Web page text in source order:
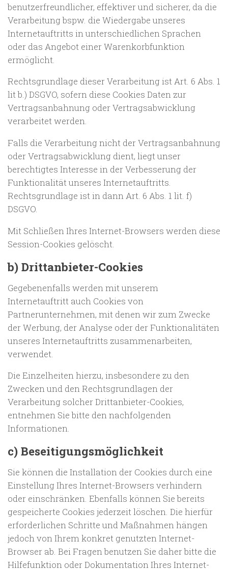
benutzerfreundlicher, effektiver und sicherer, da die
Verarbeitung bspw. die Wiedergabe unseres
Internetauftritts in unterschiedlichen Sprachen
oder das Angebot einer Warenkorbfunktion
ermöglicht.
Rechtsgrundlage dieser Verarbeitung ist Art. 6 Abs. 1
lit b.) DSGVO, sofern diese Cookies Daten zur
Vertragsanbahnung oder Vertragsabwicklung
verarbeitet werden.
Falls die Verarbeitung nicht der Vertragsanbahnung
oder Vertragsabwicklung dient, liegt unser
berechtigtes Interesse in der Verbesserung der
Funktionalität unseres Internetauftritts.
Rechtsgrundlage ist in dann Art. 6 Abs. 1 lit. f)
DSGVO.
Mit Schließen Ihres Internet-Browsers werden diese
Session-Cookies gelöscht.
b) Drittanbieter-Cookies
Gegebenenfalls werden mit unserem
Internetauftritt auch Cookies von
Partnerunternehmen, mit denen wir zum Zwecke
der Werbung, der Analyse oder der Funktionalitäten
unseres Internetauftritts zusammenarbeiten,
verwendet.
Die Einzelheiten hierzu, insbesondere zu den
Zwecken und den Rechtsgrundlagen der
Verarbeitung solcher Drittanbieter-Cookies,
entnehmen Sie bitte den nachfolgenden
Informationen.
c) Beseitigungsmöglichkeit
Sie können die Installation der Cookies durch eine
Einstellung Ihres Internet-Browsers verhindern
oder einschränken. Ebenfalls können Sie bereits
gespeicherte Cookies jederzeit löschen. Die hierfür
erforderlichen Schritte und Maßnahmen hängen
jedoch von Ihrem konkret genutzten Internet-
Browser ab. Bei Fragen benutzen Sie daher bitte die
Hilfefunktion oder Dokumentation Ihres Internet-